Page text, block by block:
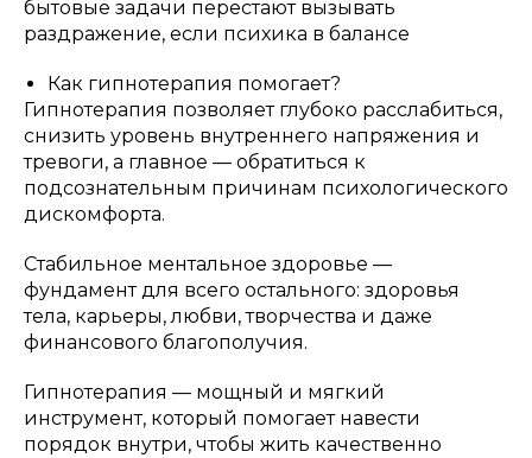
бытовые задачи перестают вызывать
раздражение, если психика в балансе
Как гипнотерапия помогает?
Гипнотерапия позволяет глубоко расслабиться,
снизить уровень внутреннего напряжения и
тревоги, а главное — обратиться к
подсознательным причинам психологического
дискомфорта.
Стабильное ментальное здоровье —
фундамент для всего остального: здоровья
тела, карьеры, любви, творчества и даже
финансового благополучия.
Гипнотерапия — мощный и мягкий
инструмент, который помогает навести
порядок внутри, чтобы жить качественно